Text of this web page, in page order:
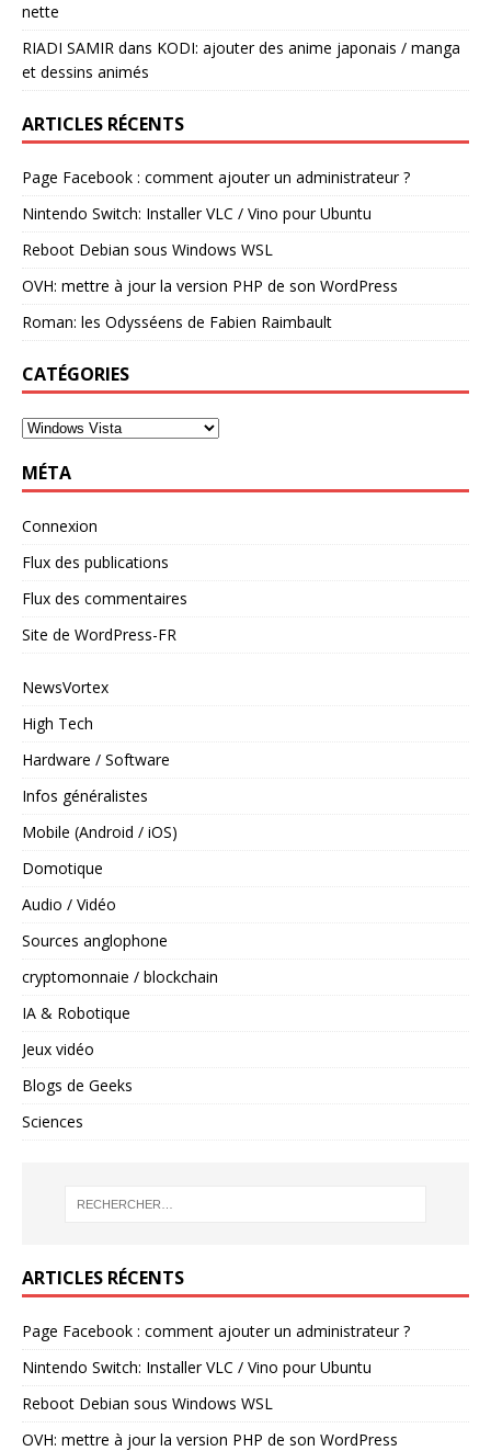
nette
RIADI SAMIR dans KODI: ajouter des anime japonais / manga
et dessins animés
ARTICLES RÉCENTS
Page Facebook : comment ajouter un administrateur ?
Nintendo Switch: Installer VLC / Vino pour Ubuntu
Reboot Debian sous Windows WSL
OVH: mettre à jour la version PHP de son WordPress
Roman: les Odysséens de Fabien Raimbault
CATÉGORIES
MÉTA
Connexion
Flux des publications
Flux des commentaires
Site de WordPress-FR
NewsVortex
High Tech
Hardware / Software
Infos généralistes
Mobile (Android / iOS)
Domotique
Audio / Vidéo
Sources anglophone
cryptomonnaie / blockchain
IA & Robotique
Jeux vidéo
Blogs de Geeks
Sciences
ARTICLES RÉCENTS
Page Facebook : comment ajouter un administrateur ?
Nintendo Switch: Installer VLC / Vino pour Ubuntu
Reboot Debian sous Windows WSL
OVH: mettre à jour la version PHP de son WordPress